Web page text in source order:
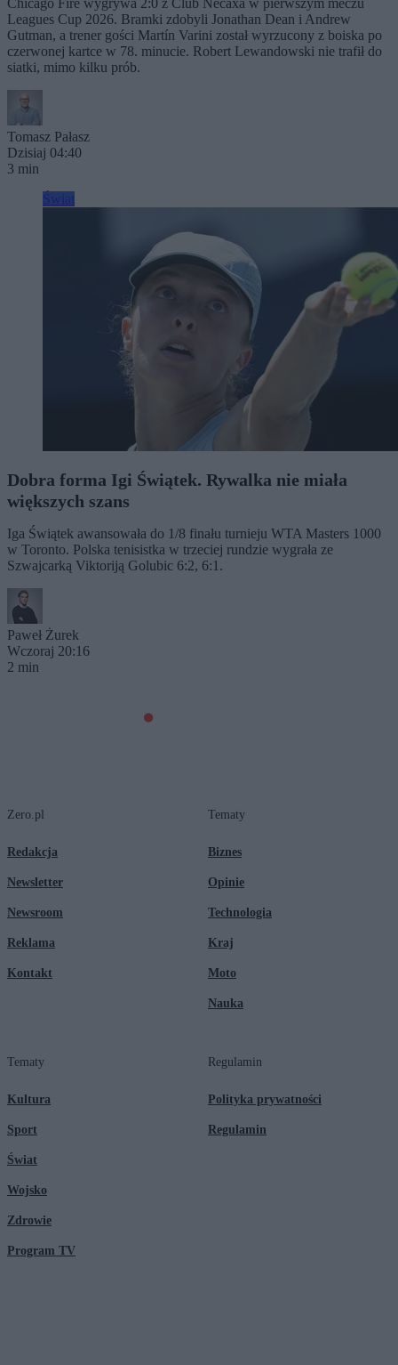
Chicago Fire wygrywa 2:0 z Club Necaxa w pierwszym meczu
Leagues Cup 2026. Bramki zdobyli Jonathan Dean i Andrew
Gutman, a trener gości Martín Varini został wyrzucony z boiska po
czerwonej kartce w 78. minucie. Robert Lewandowski nie trafił do
siatki, mimo kilku prób.
Tomasz Pałasz
Dzisiaj 04:40
3 min
Dobra forma Igi Świątek. Rywalka nie miała
większych szans
Iga Świątek awansowała do 1/8 finału turnieju WTA Masters 1000
w Toronto. Polska tenisistka w trzeciej rundzie wygrała ze
Szwajcarką Viktoriją Golubic 6:2, 6:1.
Paweł Żurek
Wczoraj 20:16
2 min
Zero.pl
Redakcja
Newsletter
Newsroom
Reklama
Kontakt
Tematy
Biznes
Opinie
Technologia
Kraj
Moto
Nauka
Tematy
Kultura
Sport
Świat
Wojsko
Zdrowie
Program TV
Regulamin
Polityka prywatności
Regulamin